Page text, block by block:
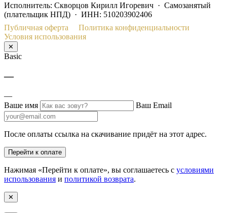
Исполнитель: Скворцов Кирилл Игоревич · Самозанятый
(плательщик НПД) · ИНН: 510203902406
Публичная оферта
Политика конфиденциальности
Условия использования
✕
Basic
—
—
Ваше имя
Ваш Email
После оплаты ссылка на скачивание придёт на этот адрес.
Перейти к оплате
Нажимая «Перейти к оплате», вы соглашаетесь с условиями
использования и политикой возврата.
✕